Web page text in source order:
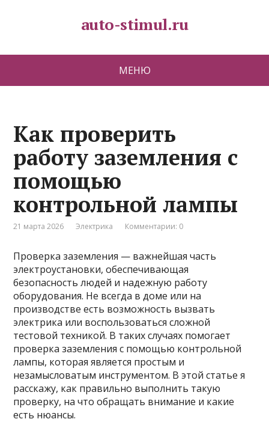
auto-stimul.ru
МЕНЮ
Как проверить
работу заземления с
помощью
контрольной лампы
21 марта 2026 Электрика Комментарии: 0
Проверка заземления — важнейшая часть
электроустановки, обеспечивающая
безопасность людей и надежную работу
оборудования. Не всегда в доме или на
производстве есть возможность вызвать
электрика или воспользоваться сложной
тестовой техникой. В таких случаях помогает
проверка заземления с помощью контрольной
лампы, которая является простым и
незамысловатым инструментом. В этой статье я
расскажу, как правильно выполнить такую
проверку, на что обращать внимание и какие
есть нюансы.